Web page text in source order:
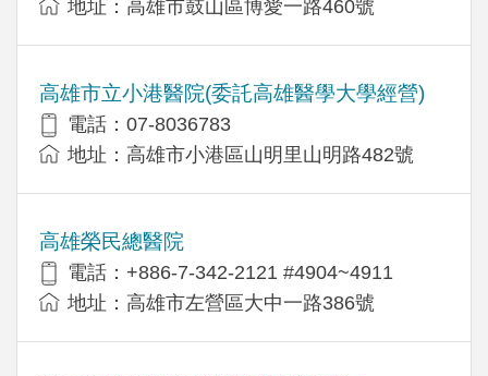
地址：高雄市鼓山區博愛一路460號
高雄市立小港醫院(委託高雄醫學大學經營)
電話：07-8036783
地址：高雄市小港區山明里山明路482號
高雄榮民總醫院
電話：+886-7-342-2121 #4904~4911
地址：高雄市左營區大中一路386號